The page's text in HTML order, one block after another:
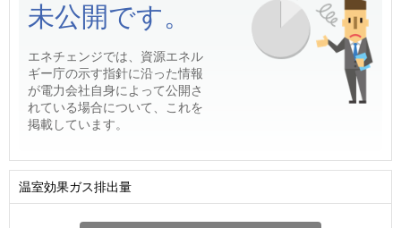
未公開です。
エネチェンジでは、資源エネル
ギー庁の示す指針に沿った情報
が電力会社自身によって公開さ
れている場合について、これを
掲載しています。
温室効果ガス排出量